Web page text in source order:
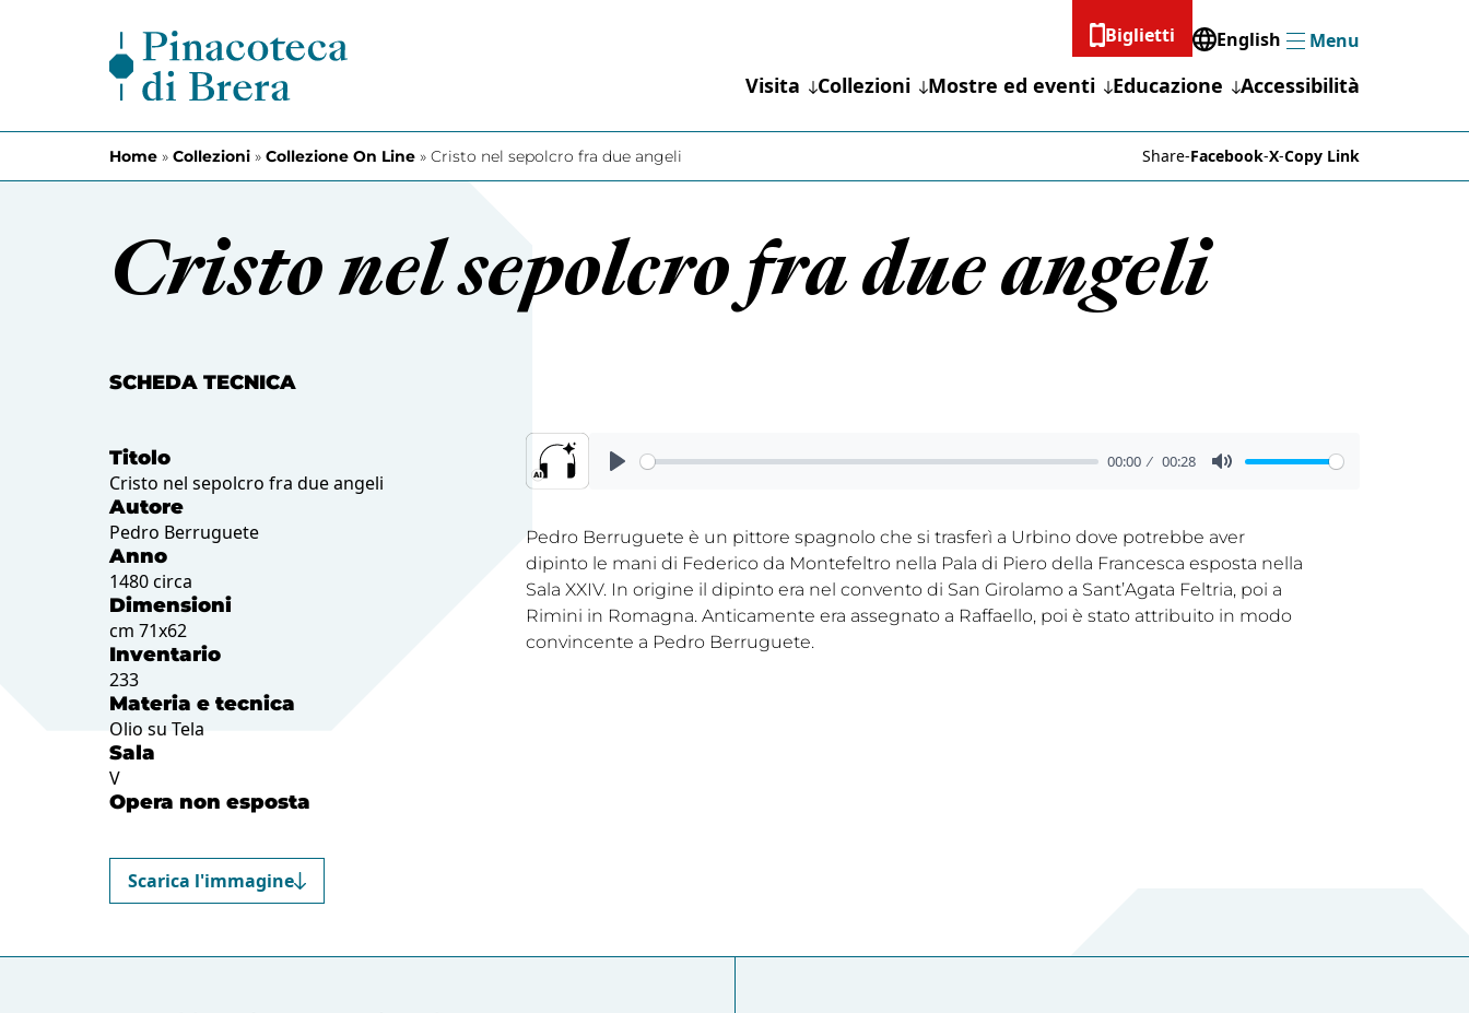
Biglietti
English
MenuMenu
Visita Collezioni Mostre ed eventi Educazione Accessibilità
Home » Collezioni » Collezione On Line » Cristo nel sepolcro fra due angeli Share-Facebook-X-Copy Link
Cristo nel sepolcro fra due angeli
SCHEDA TECNICA
Titolo
Cristo nel sepolcro fra due angeli
Autore
Pedro Berruguete
Anno
1480 circa
Dimensioni
cm 71x62
Inventario
233
Materia e tecnica
Olio su Tela
Sala
V
Opera non esposta
Scarica l'immagine
00:00 00:28
Pedro Berruguete è un pittore spagnolo che si trasferì a Urbino dove potrebbe aver
dipinto le mani di Federico da Montefeltro nella Pala di Piero della Francesca esposta nella
Sala XXIV. In origine il dipinto era nel convento di San Girolamo a Sant’Agata Feltria, poi a
Rimini in Romagna. Anticamente era assegnato a Raffaello, poi è stato attribuito in modo
convincente a Pedro Berruguete.